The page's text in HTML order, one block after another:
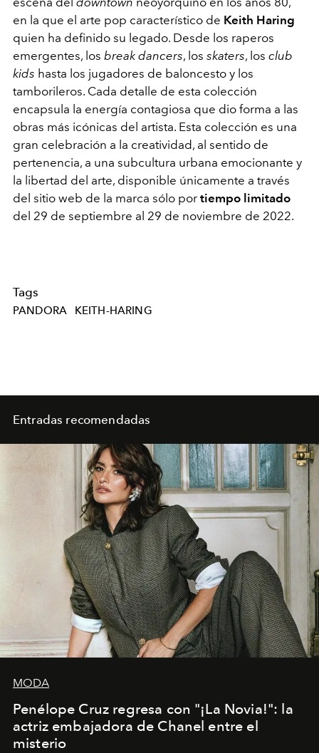
en la que el arte pop característico de Keith Haring
quien ha definido su legado. Desde los raperos
emergentes, los break dancers, los skaters, los club
kids hasta los jugadores de baloncesto y los
tamborileros. Cada detalle de esta colección
encapsula la energía contagiosa que dio forma a las
obras más icónicas del artista. Esta colección es una
gran celebración a la creatividad, al sentido de
pertenencia, a una subcultura urbana emocionante y
la libertad del arte, disponible únicamente a través
del sitio web de la marca sólo por tiempo limitado
del 29 de septiembre al 29 de noviembre de 2022.
Tags
PANDORA KEITH-HARING
Entradas recomendadas
MODA
Penélope Cruz regresa con "¡La Novia!": la
actriz embajadora de Chanel entre el
misterio